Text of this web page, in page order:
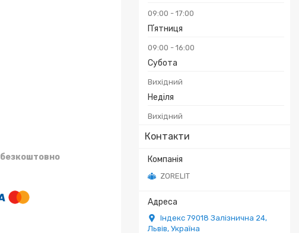
09:00 17:00
Пʼятниця
09:00 16:00
Субота
Вихідний
Неділя
Вихідний
Контакти
ZORELIT
Індекс 79018 Залізнична 24,
Львів, Україна
безкоштовно